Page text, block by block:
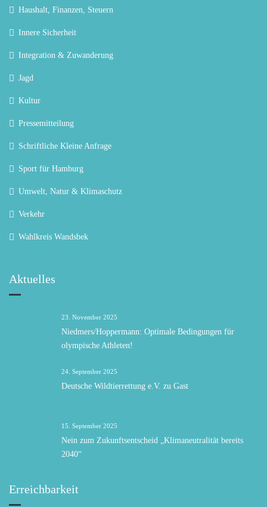
Haushalt, Finanzen, Steuern
Innere Sicherheit
Integration & Zuwanderung
Jagd
Kultur
Pressemitteilung
Schriftliche Kleine Anfrage
Sport für Hamburg
Umwelt, Natur & Klimaschutz
Verkehr
Wahlkreis Wandsbek
Aktuelles
23. November 2025
Niedmers/Hoppermann: Optimale Bedingungen für
olympische Athleten!
24. September 2025
Deutsche Wildtierrettung e.V. zu Gast
15. September 2025
Nein zum Zukunftsentscheid „Klimaneutralität bereits
2040“
Erreichbarkeit